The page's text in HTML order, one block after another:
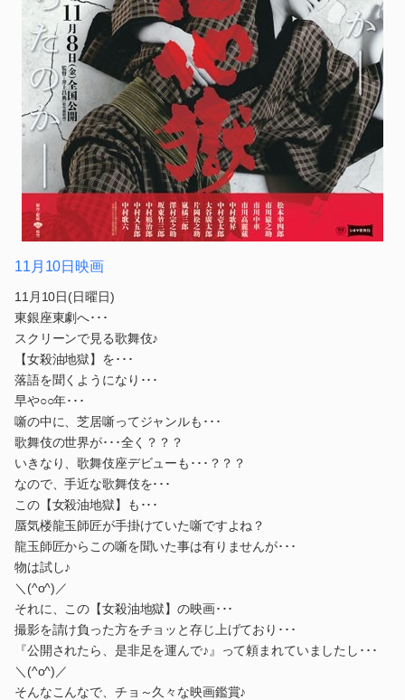
11月10日映画
11月10日(日曜日)
東銀座東劇へ･･･
スクリーンで見る歌舞伎♪
【女殺油地獄】を･･･
落語を聞くようになり･･･
早や○○年･･･
噺の中に、芝居噺ってジャンルも･･･
歌舞伎の世界が･･･全く？？？
いきなり、歌舞伎座デビューも･･･？？？
なので、手近な歌舞伎を･･･
この【女殺油地獄】も･･･
蜃気楼龍玉師匠が手掛けていた噺ですよね？
龍玉師匠からこの噺を聞いた事は有りませんが･･･
物は試し♪
＼(^o^)／
それに、この【女殺油地獄】の映画･･･
撮影を請け負った方をチョッと存じ上げており･･･
『公開されたら、是非足を運んで♪』って頼まれていましたし･･･
＼(^o^)／
そんなこんなで、チョ～久々な映画鑑賞♪